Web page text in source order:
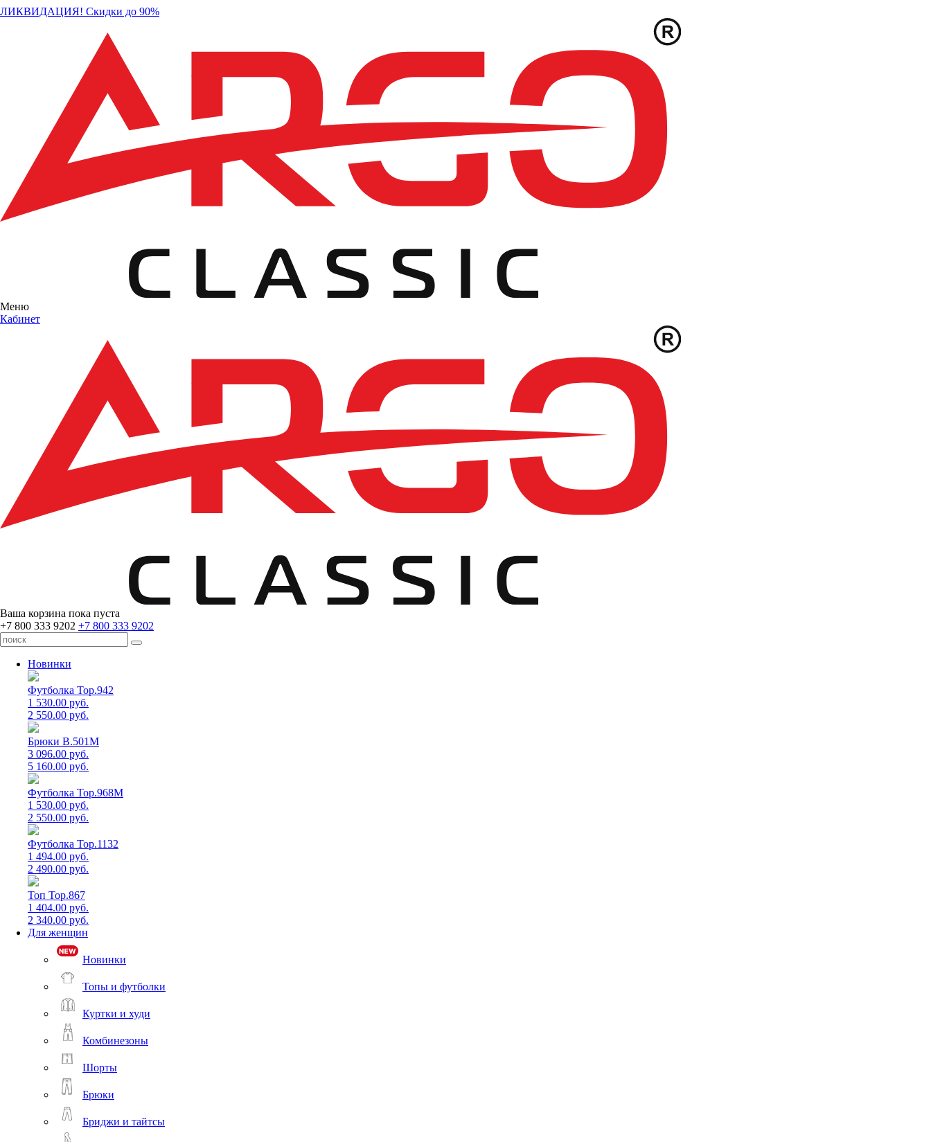
ЛИКВИДАЦИЯ! Скидки до 90%
Меню
Кабинет
Ваша корзина пока пуста
+7 800 333 9202 +7 800 333 9202
Новинки
Футболка Top.942
1 530.00 руб.
2 550.00 руб.
Брюки B.501M
3 096.00 руб.
5 160.00 руб.
Футболка Top.968M
1 530.00 руб.
2 550.00 руб.
Футболка Top.1132
1 494.00 руб.
2 490.00 руб.
Топ Top.867
1 404.00 руб.
2 340.00 руб.
Для женщин
Новинки
Топы и футболки
Куртки и худи
Комбинезоны
Шорты
Брюки
Бриджи и тайтсы